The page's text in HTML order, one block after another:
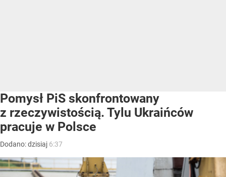
Pomysł PiS skonfrontowany
z rzeczywistością. Tylu Ukraińców
pracuje w Polsce
Dodano:dzisiaj 6:37